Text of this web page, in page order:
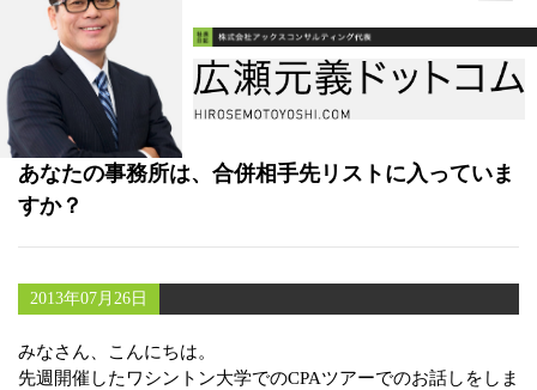
書籍
メールマガジン（無料）
講演・取材依頼
セミナー
あなたの事務所は、合併相手先リストに入っていま
すか？
2013年07月26日
みなさん、こんにちは。
先週開催したワシントン大学でのCPAツアーでのお話しをしま